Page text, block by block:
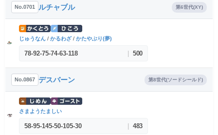
No.0701 ルチャブル 第6世代(XY)
じゅうなん / かるわざ/ かたやぶり(夢)
78-92-75-74-63-118 500
No.0867 デスバーン 第8世代(ソードシールド)
さまようたましい
58-95-145-50-105-30 483